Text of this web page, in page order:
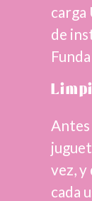
carga
de
Antes
vez, y
cada